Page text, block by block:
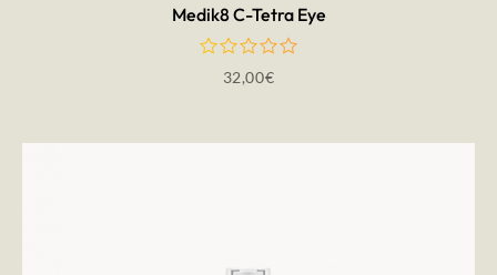
Medik8 C-Tetra Eye
32,00€